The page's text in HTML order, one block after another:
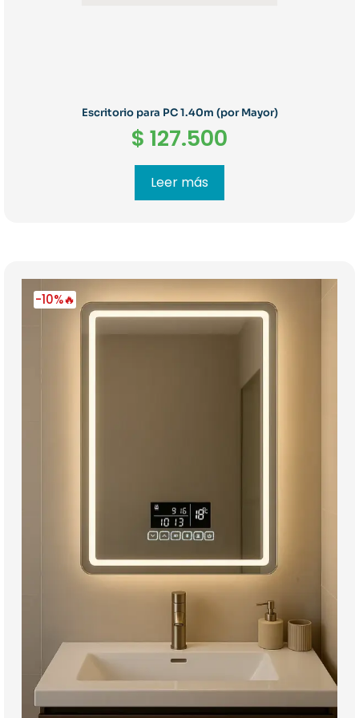
Escritorio para PC 1.40m (por Mayor)
$ 127.500
Leer más
-10%🔥